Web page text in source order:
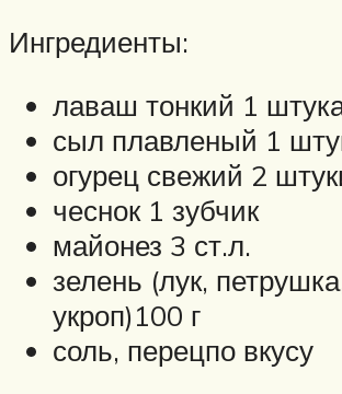
Ингредиенты:
лаваш тонкий 1
сыл плавленый 1
огурец свежий 2
чеснок 1 зубчик
майонез 3 ст.л.
зелень (лук,
укроп)100 г
соль, перецпо вкусу